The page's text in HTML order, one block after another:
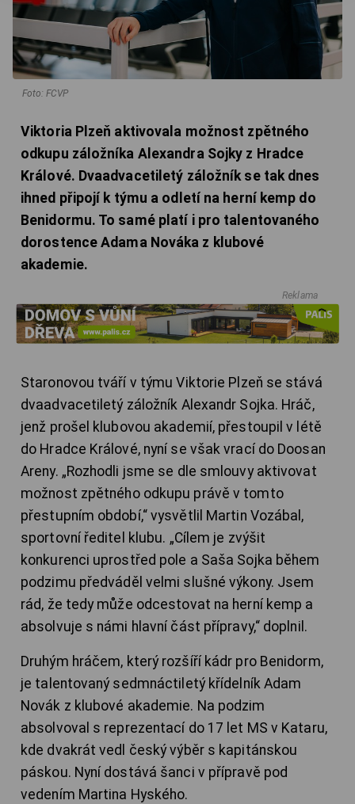
Foto: FCVP
Viktoria Plzeň aktivovala možnost zpětného
odkupu záložníka Alexandra Sojky z Hradce
Králové. Dvaadvacetiletý záložník se tak dnes
ihned připojí k týmu a odletí na herní kemp do
Benidormu. To samé platí i pro talentovaného
dorostence Adama Nováka z klubové
akademie.
Reklama
Staronovou tváří v týmu Viktorie Plzeň se stává
dvaadvacetiletý záložník Alexandr Sojka. Hráč,
jenž prošel klubovou akademií, přestoupil v létě
do Hradce Králové, nyní se však vrací do Doosan
Areny. „Rozhodli jsme se dle smlouvy aktivovat
možnost zpětného odkupu právě v tomto
přestupním období,“ vysvětlil Martin Vozábal,
sportovní ředitel klubu. „Cílem je zvýšit
konkurenci uprostřed pole a Saša Sojka během
podzimu předváděl velmi slušné výkony. Jsem
rád, že tedy může odcestovat na herní kemp a
absolvuje s námi hlavní část přípravy,“ doplnil.
Druhým hráčem, který rozšíří kádr pro Benidorm,
je talentovaný sedmnáctiletý křídelník Adam
Novák z klubové akademie. Na podzim
absolvoval s reprezentací do 17 let MS v Kataru,
kde dvakrát vedl český výběr s kapitánskou
páskou. Nyní dostává šanci v přípravě pod
vedením Martina Hyského.